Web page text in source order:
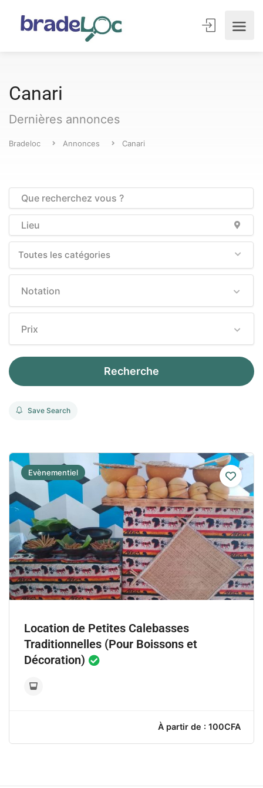
Canari
Dernières annonces
Bradeloc Annonces Canari
Toutes les catégories
Notation
Prix
Recherche
Save Search
Evènementiel
Location de Petites Calebasses
Traditionnelles (Pour Boissons et
Décoration)